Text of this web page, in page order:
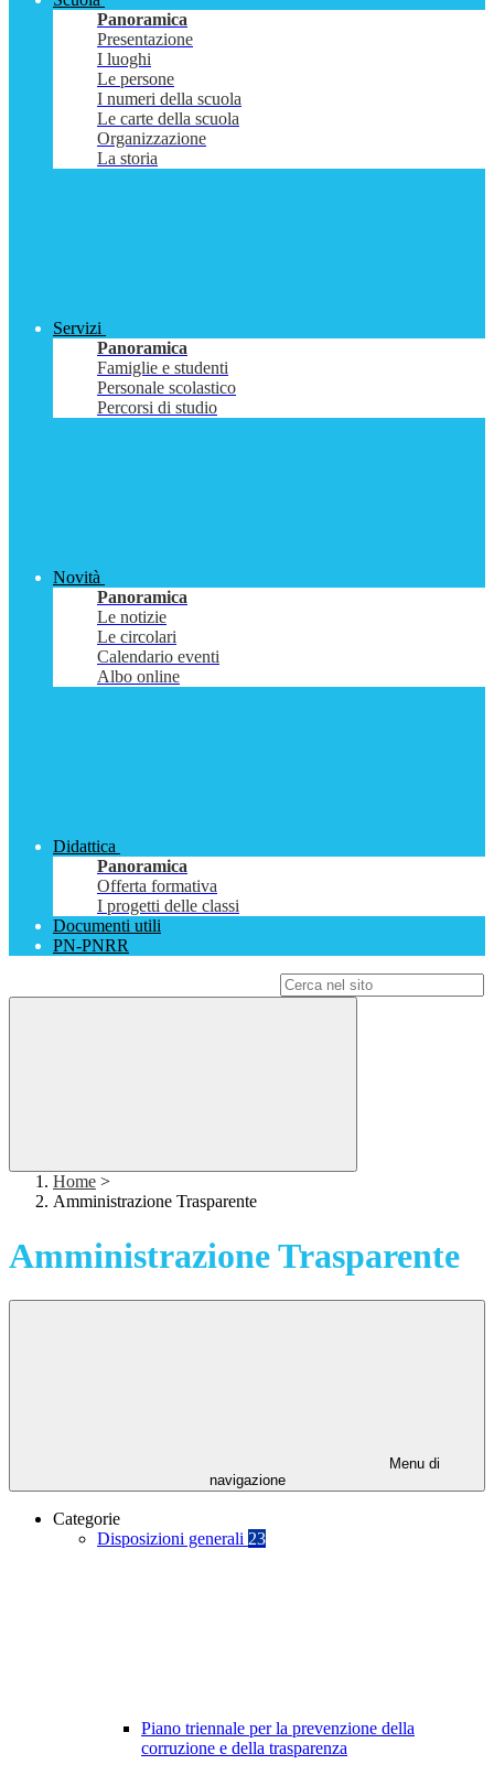
Panoramica
Presentazione
I luoghi
Le persone
I numeri della scuola
Le carte della scuola
Organizzazione
La storia
Servizi
Panoramica
Famiglie e studenti
Personale scolastico
Percorsi di studio
Novità
Panoramica
Le notizie
Le circolari
Calendario eventi
Albo online
Didattica
Panoramica
Offerta formativa
I progetti delle classi
Documenti utili
PN-PNRR
Home >
Amministrazione Trasparente
Amministrazione Trasparente
Menu di
navigazione
Categorie
Disposizioni generali 23
Piano triennale per la prevenzione della
corruzione e della trasparenza